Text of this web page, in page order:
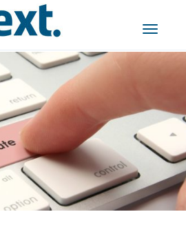
Toggle